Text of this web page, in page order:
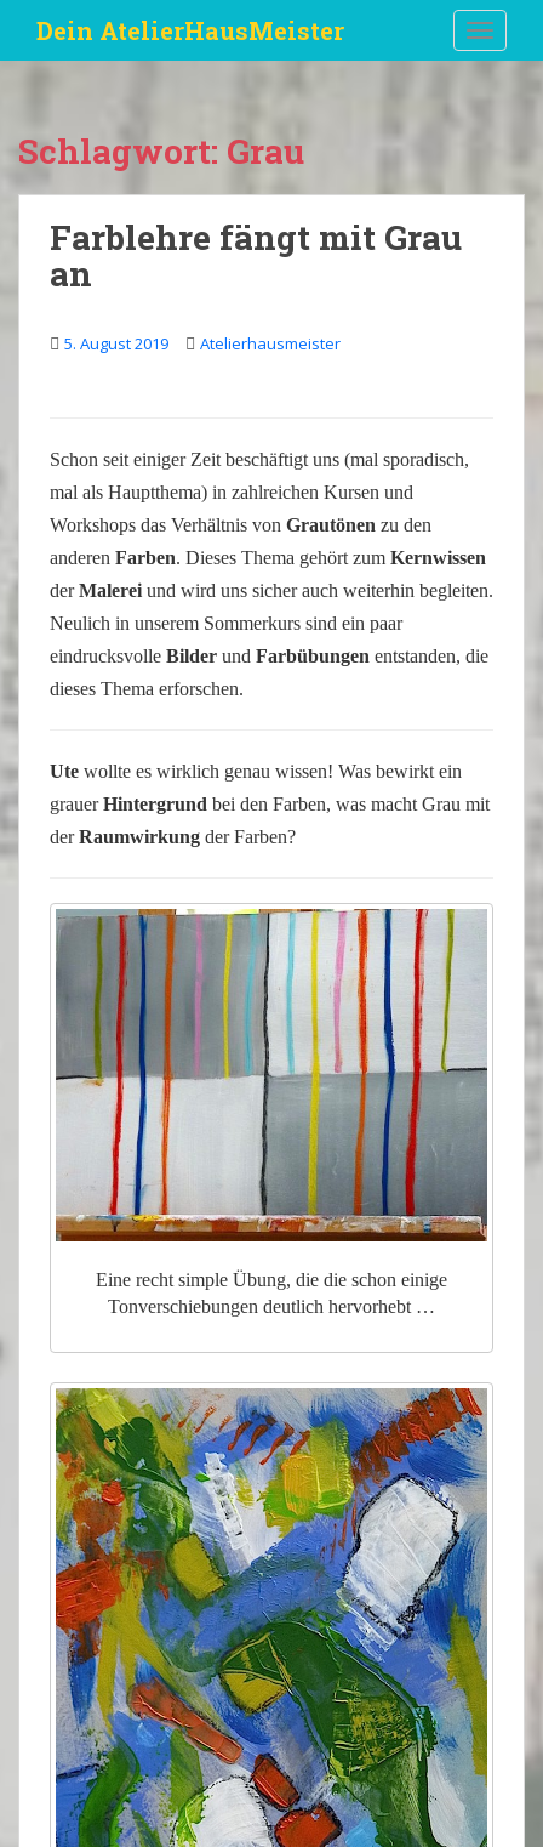
i
Dein AtelierHausMeister
Schlagwort: Grau
Farblehre fängt mit Grau
an
5. August 2019 Atelierhausmeister
Schon seit einiger Zeit beschäftigt uns (mal sporadisch,
mal als Hauptthema) in zahlreichen Kursen und
Workshops das Verhältnis von Grautönen zu den
anderen Farben. Dieses Thema gehört zum Kernwissen
derMalerei und wird uns sicher auch weiterhin begleiten.
Neulich in unserem Sommerkurs sind ein paar
eindrucksvolle Bilder und Farbübungen entstanden, die
dieses Thema erforschen.
Ute wollte es wirklich genau wissen! Was bewirkt ein
grauerHintergrund bei den Farben, was macht Grau mit
derRaumwirkung der Farben?
Eine recht simple Übung, die die schon einige
Tonverschiebungen deutlich hervorhebt …